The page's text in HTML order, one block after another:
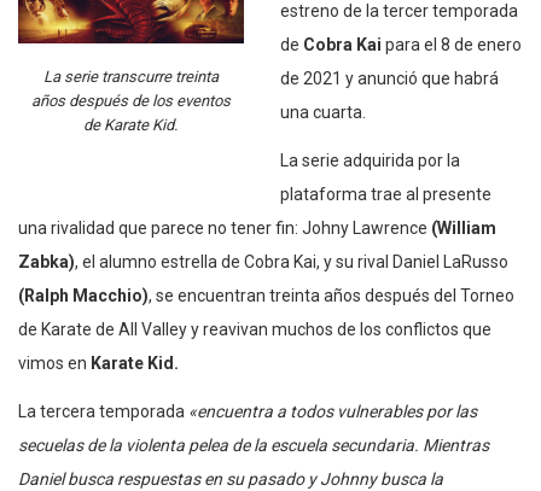
La serie transcurre treinta
años después de los eventos
de Karate Kid.
estreno de la tercer temporada
de Cobra Kai para el 8 de enero
de 2021 y anunció que habrá
una cuarta.
La serie adquirida por la
plataforma trae al presente
una rivalidad que parece no tener fin: Johny Lawrence (William
Zabka), el alumno estrella de Cobra Kai, y su rival Daniel LaRusso
(Ralph Macchio), se encuentran treinta años después del Torneo
de Karate de All Valley y reavivan muchos de los conflictos que
vimos en Karate Kid.
La tercera temporada «encuentra a todos vulnerables por las
secuelas de la violenta pelea de la escuela secundaria. Mientras
Daniel busca respuestas en su pasado y Johnny busca la